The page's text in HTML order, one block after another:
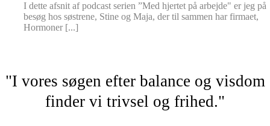
I dette afsnit af podcast serien ”Med hjertet på arbejde" er jeg på
besøg hos søstrene, Stine og Maja, der til sammen har firmaet,
Hormoner [...]
"I vores søgen efter balance og visdom
finder vi trivsel og frihed."